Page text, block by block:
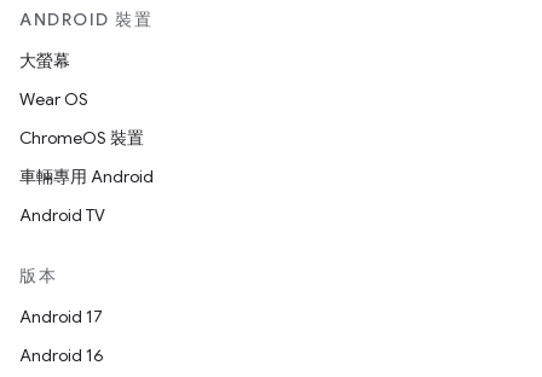
ANDROID 裝置
大螢幕
Wear OS
ChromeOS 裝置
車輛專用 Android
Android TV
版本
Android 17
Android 16